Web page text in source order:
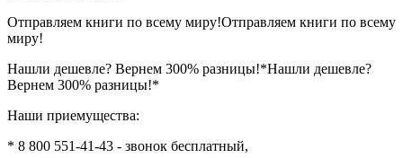
Отправляем книги по всему миру!Отправляем книги по всему
миру!
Нашли дешевле? Вернем 300% разницы!*Нашли дешевле?
Вернем 300% разницы!*
Наши приемущества:
* 8 800 551-41-43 - звонок бесплатный,